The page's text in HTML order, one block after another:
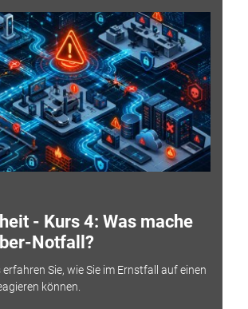
- Kurs 4: Was mache
Notfall?
Sie, wie Sie im Ernstfall auf einen
können.